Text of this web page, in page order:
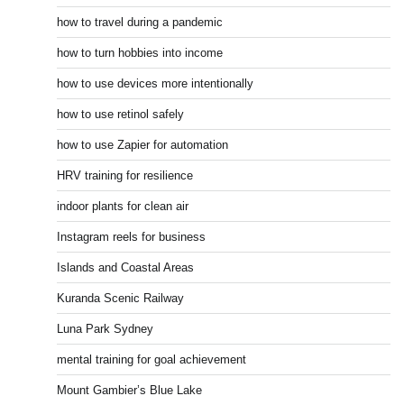
how to travel during a pandemic
how to turn hobbies into income
how to use devices more intentionally
how to use retinol safely
how to use Zapier for automation
HRV training for resilience
indoor plants for clean air
Instagram reels for business
Islands and Coastal Areas
Kuranda Scenic Railway
Luna Park Sydney
mental training for goal achievement
Mount Gambier’s Blue Lake